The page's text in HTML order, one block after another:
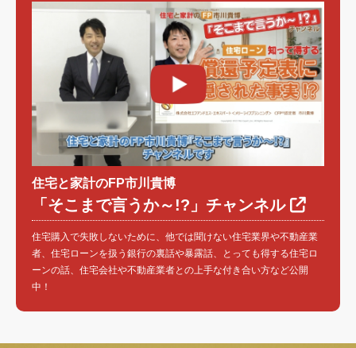
住宅と家計のFP市川貴博
「そこまで言うか～!?」チャンネル
住宅購入で失敗しないために、他では聞けない住宅業界や不動産業
者、住宅ローンを扱う銀行の裏話や暴露話、とっても得する住宅ロ
ーンの話、住宅会社や不動産業者との上手な付き合い方など公開
中！